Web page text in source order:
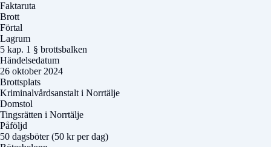
Faktaruta
Brott
Förtal
Lagrum
5 kap. 1 § brottsbalken
Händelsedatum
26 oktober 2024
Brottsplats
Kriminalvårdsanstalt i Norrtälje
Domstol
Tingsrätten i Norrtälje
Påföljd
50 dagsböter (50 kr per dag)